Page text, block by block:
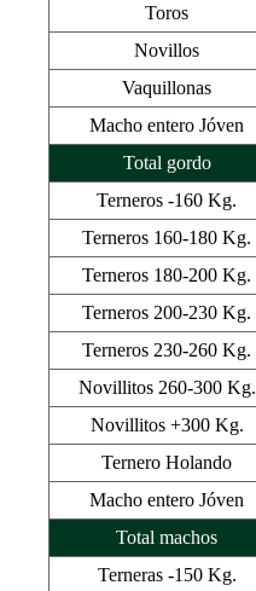
Toros
Novillos
Vaquillonas
Macho entero Jóven
Total gordo
Terneros -160 Kg.
Terneros 160-180 Kg.
Terneros 180-200 Kg.
Terneros 200-230 Kg.
Terneros 230-260 Kg.
Novillitos 260-300 Kg.
Novillitos +300 Kg.
Ternero Holando
Macho entero Jóven
Total machos
Terneras -150 Kg.